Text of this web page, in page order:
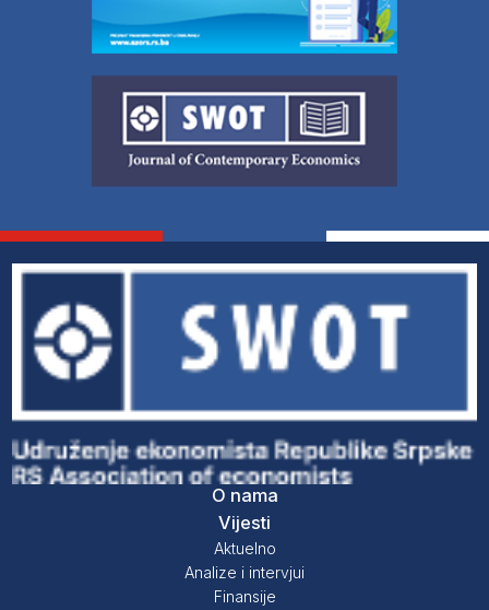
O nama
Vijesti
Aktuelno
Analize i intervjui
Finansije